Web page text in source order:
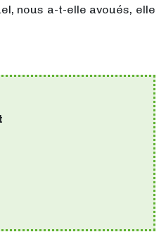
nous a-t-elle avoués, elle